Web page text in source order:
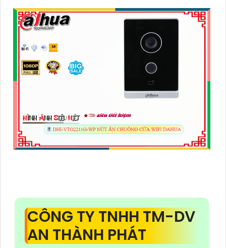
CÔNG TY TNHH TM-DV
AN THÀNH PHÁT